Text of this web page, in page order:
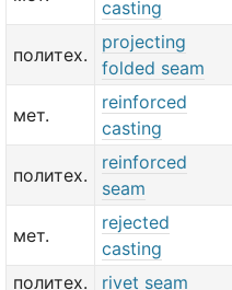
casting
политех.
projecting
folded seam
мет.
reinforced
casting
политех.
reinforced
seam
мет.
rejected
casting
политех. rivet seam